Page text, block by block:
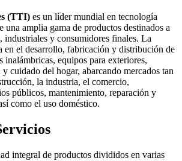
(TTI) es un líder mundial en tecnología
una amplia gama de productos destinados a
industriales y consumidores finales. La
en el desarrollo, fabricación y distribución de
inalámbricas, equipos para exteriores,
cuidado del hogar, abarcando mercados tan
la industria, el comercio,
públicos, mantenimiento, reparación y
como el uso doméstico.
integral de productos divididos en varias